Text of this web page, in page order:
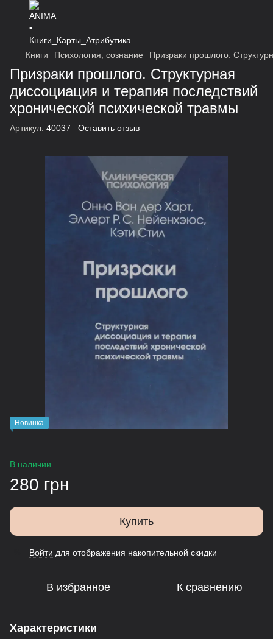
Книги Психология, сознание Призраки прошлого.
Призраки прошлого. Структурная
диссоциация и терапия последствий
хронической психической травмы
Артикул: 40037 Оставить отзыв
Новинка
В наличии
280 грн
Купить
Войти для отображения накопительной скидки
В избранное К сравнению
Характеристики